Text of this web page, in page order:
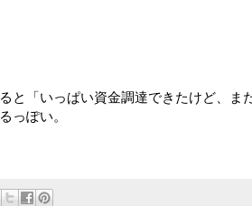
と「いっぱい資金調達できたけど、
っぽい。